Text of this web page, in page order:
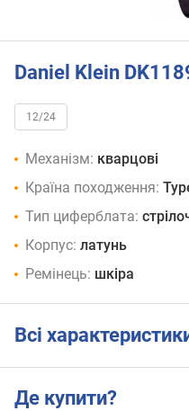
Daniel Klein
12/24
Механізм: кварцові
Країна походження:
Тип циферблата:
Корпус: латунь
Ремінець: шкіра
Всі
Де купити?